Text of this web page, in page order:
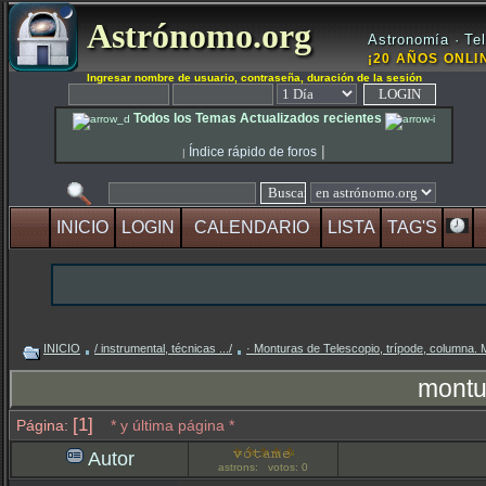
Astrónomo.org Astronomía ·
¡20 AÑOS
Ingresar nombre de usuario, contraseña, duración de la sesión
Todos los Temas Actualizados recientes
| Índice rápido de foros |
INICIO LOGIN CALENDARIO LISTA TAG'S
INICIO / instrumental, técnicas .../ · Monturas de Telescopio, trípode,
Página: [1] * y última página *
Autor astrons: votos: 0